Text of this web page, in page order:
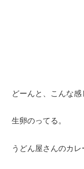
どーんと、こんな感
生卵のってる。
うどん屋さんのカレ